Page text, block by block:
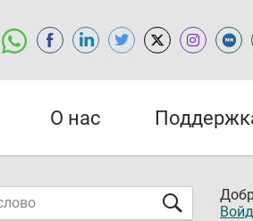
О нас